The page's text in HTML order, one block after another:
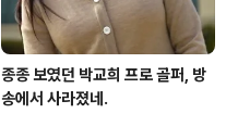
종종 보였던 박교희 프로 골퍼, 방
송에서 사라졌네.